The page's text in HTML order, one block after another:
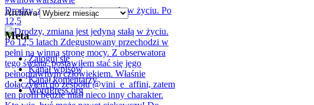
Drodzy, zmiana jest jedyną stałą w życiu. Po
12,5
Archiwa
Meta
Zaloguj się
Kanał wpisów
Kanał komentarzy
WordPress.org